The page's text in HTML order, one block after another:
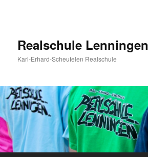
Realschule Lenningen
Karl-Erhard-Scheufelen Realschule